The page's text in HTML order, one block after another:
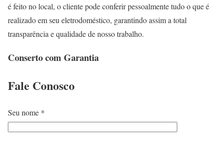
é feito no local, o cliente pode conferir pessoalmente tudo o que é
realizado em seu eletrodoméstico, garantindo assim a total
transparência e qualidade de nosso trabalho.
Conserto com Garantia
Fale Conosco
Seu nome *